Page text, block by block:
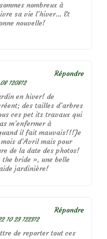
nombreux à
sa vie l’hiver… Et
nouvelle!
120812
en hiver! de
des tailles d’arbres
ces pet its travaux qui
m’enfermer à
il fait mauvais!!!Je
d’Avril mais pour
de la date des photos!
the bride », une belle
jardinière!
Répondre
10 23 122312
de reporter tout ces
Répondre